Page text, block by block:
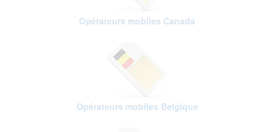
Opérateurs mobiles Canada
Opérateurs mobiles Belgique